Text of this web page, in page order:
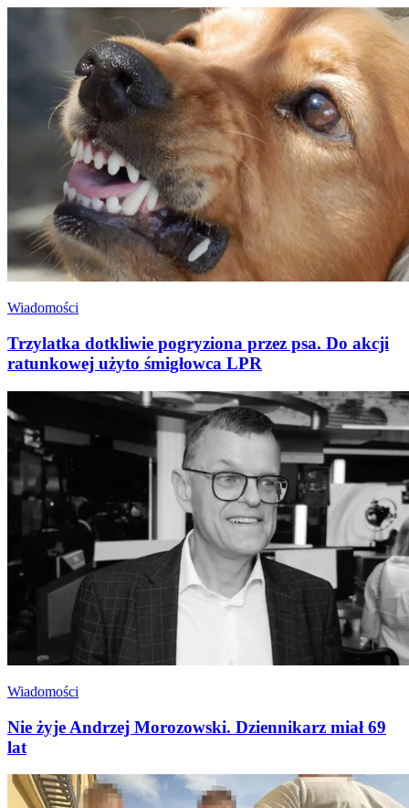
Wiadomości
Trzylatka dotkliwie pogryziona przez psa. Do akcji
ratunkowej użyto śmigłowca LPR
Wiadomości
Nie żyje Andrzej Morozowski. Dziennikarz miał 69
lat